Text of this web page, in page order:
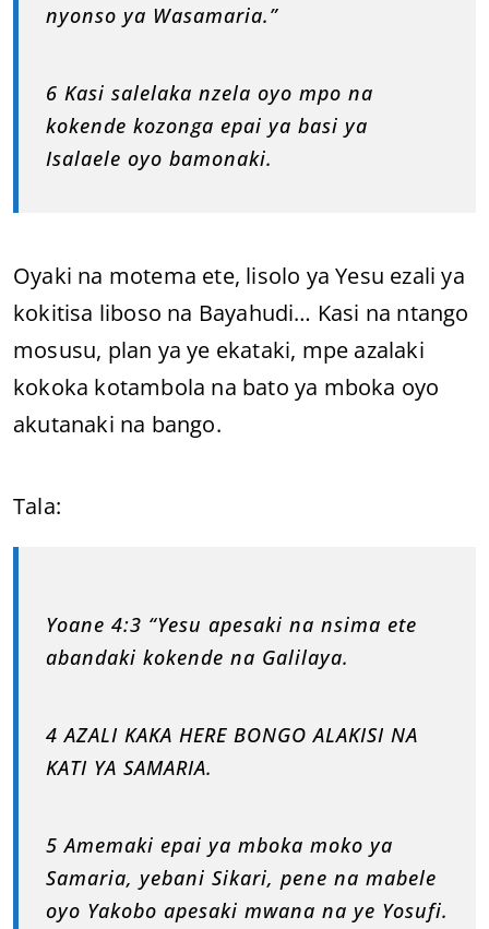
nyonso ya Wasamaria.”
6 Kasi salelaka nzela oyo mpo na
kokende kozonga epai ya basi ya
Isalaele oyo bamonaki.
Oyaki na motema ete, lisolo ya Yesu ezali ya
kokitisa liboso na Bayahudi… Kasi na ntango
mosusu, plan ya ye ekataki, mpe azalaki
kokoka kotambola na bato ya mboka oyo
akutanaki na bango.
Tala:
Yoane 4:3 “Yesu apesaki na nsima ete
abandaki kokende na Galilaya.
4 AZALI KAKA HERE BONGO ALAKISI NA
KATI YA SAMARIA.
5 Amemaki epai ya mboka moko ya
Samaria, yebani Sikari, pene na mabele
oyo Yakobo apesaki mwana na ye Yosufi.